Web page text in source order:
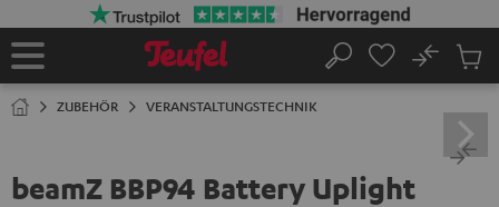
Startseite
Suche
No
ZUBEHÖR VERANSTALTUNGSTECHNIK
beamZ BBP94 Battery Uplight